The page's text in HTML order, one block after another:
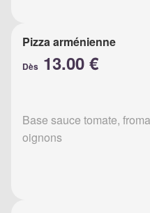
Pizza arménienne
Dès 13.00 €
Base sauce tomate,
oignons